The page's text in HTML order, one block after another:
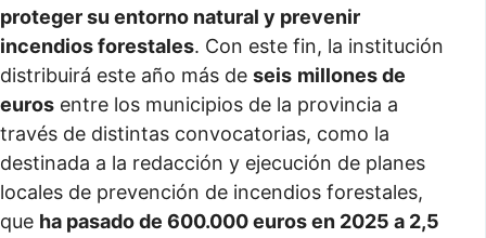
proteger su entorno natural y prevenir
incendios forestales. Con este fin, la institución
distribuirá este año más de seis millones de
euros entre los municipios de la provincia a
través de distintas convocatorias, como la
destinada a la redacción y ejecución de planes
locales de prevención de incendios forestales,
que ha pasado de 600.000 euros en 2025 a 2,5